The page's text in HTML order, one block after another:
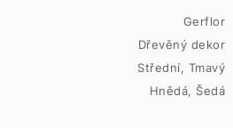
Gerflor
Dřevěný dekor
Střední, Tmavý
Hnědá, Šedá